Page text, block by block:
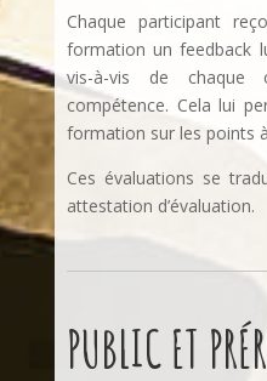
Chaque participant
formation un feedback
vis-à-vis de chaque
compétence. Cela lui
formation sur les points
Ces évaluations se
attestation d’évaluation.
PUBLIC ET